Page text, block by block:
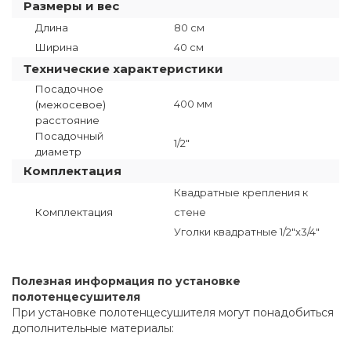
Размеры и вес
Длина
80 см
Ширина
40 см
Технические характеристики
Посадочное
(межосевое)
расстояние
400 мм
Посадочный
диаметр
1/2"
Комплектация
Комплектация
Квадратные крепления к
стене
Уголки квадратные 1/2"х3/4"
Полезная информация по установке
полотенцесушителя
При установке полотенцесушителя могут понадобиться
дополнительные материалы: